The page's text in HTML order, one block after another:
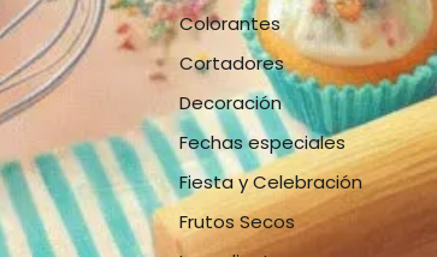
Colorantes
Cortadores
Decoración
Fechas especiales
Fiesta y Celebración
Frutos Secos